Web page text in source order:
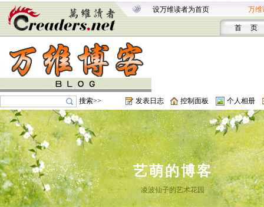
设万维读者为首页 万维
首 页
搜索>> 发表日志 控制面板 个人相册
艺萌的博客
凌波仙子的艺术花园